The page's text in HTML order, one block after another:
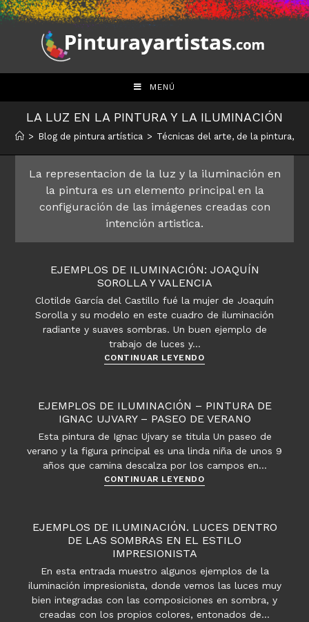
Saltar
al
contenido
MENÚ
LA LUZ EN LA PINTURA Y LA ILUMINACIÓN
> Blog de pintura artística > Técnicas del arte, de la pintura,
La representacion de la luz y la iluminación en
la pintura es un elemento principal en la
configuración de las imágenes creadas con
intención artistica.
EJEMPLOS DE ILUMINACIÓN: JOAQUÍN
SOROLLA Y VALENCIA
Clotilde García del Castillo fué la mujer de Joaquín
Sorolla y su modelo en este cuadro de iluminación
radiante y suaves sombras. Un buen ejemplo de
trabajo de luces y…
CONTINUAR LEYENDOEjemplos
Joaquín
Sorolla
Valencia
EJEMPLOS DE ILUMINACIÓN – PINTURA DE
IGNAC UJVARY – PASEO DE VERANO
Esta pintura de Ignac Ujvary se titula Un paseo de
verano y la figura principal es una linda niña de unos 9
años que camina descalza por los campos en…
CONTINUAR LEYENDOEjemplos
–
Pintura
Ignac
Ujvary
Paseo
EJEMPLOS DE ILUMINACIÓN. LUCES DENTRO
DE LAS SOMBRAS EN EL ESTILO
IMPRESIONISTA
En esta entrada muestro algunos ejemplos de la
iluminación impresionista, donde vemos las luces muy
bien integradas con las composiciones en sombra, y
creadas con los propios colores, entonados de…